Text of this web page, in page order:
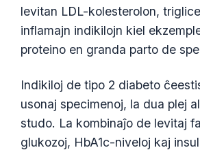
levitan LDL-kolesterolon,
inflamajn indikilojn kiel
proteino en granda parto de
Indikiloj de tipo 2 diabeto
usonaj specimenoj, la dua plej
studo. La kombinaĵo de levitaj
glukozoj, HbA1c-niveloj kaj